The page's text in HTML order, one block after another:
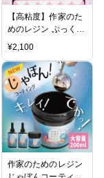
【高粘度】作家のた
めのレジン ぷっくり
レジン 100g
¥2,100
作家のためのレジン